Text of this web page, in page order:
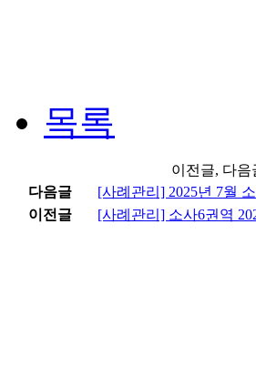
목록
이전글, 다음
다음글
[사례관리] 2025년 7월
이전글
[사례관리] 소사6권역